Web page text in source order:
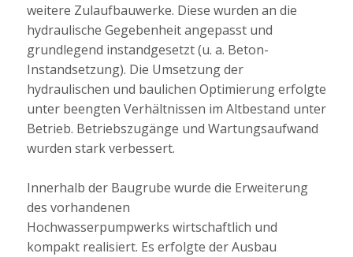
weitere Zulaufbauwerke. Diese wurden an die
hydraulische Gegebenheit angepasst und
grundlegend instandgesetzt (u. a. Beton-
Instandsetzung). Die Umsetzung der
hydraulischen und baulichen Optimierung erfolgte
unter beengten Verhältnissen im Altbestand unter
Betrieb. Betriebszugänge und Wartungsaufwand
wurden stark verbessert.
Innerhalb der Baugrube wurde die Erweiterung
des vorhandenen
Hochwasserpumpwerks wirtschaftlich und
kompakt realisiert. Es erfolgte der Ausbau